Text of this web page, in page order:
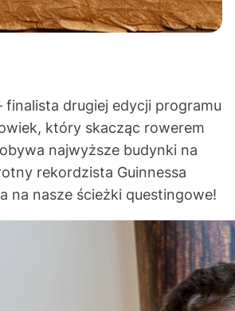
finalista drugiej edycji programu
który skacząc rowerem
najwyższe budynki na
rekordzista Guinnessa
na nasze ścieżki questingowe!